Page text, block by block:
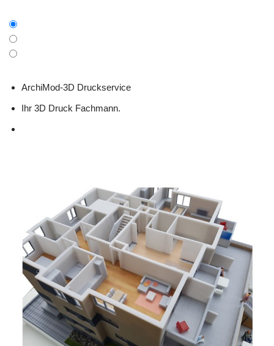
ArchiMod-3D Druckservice
Ihr 3D Druck Fachmann.